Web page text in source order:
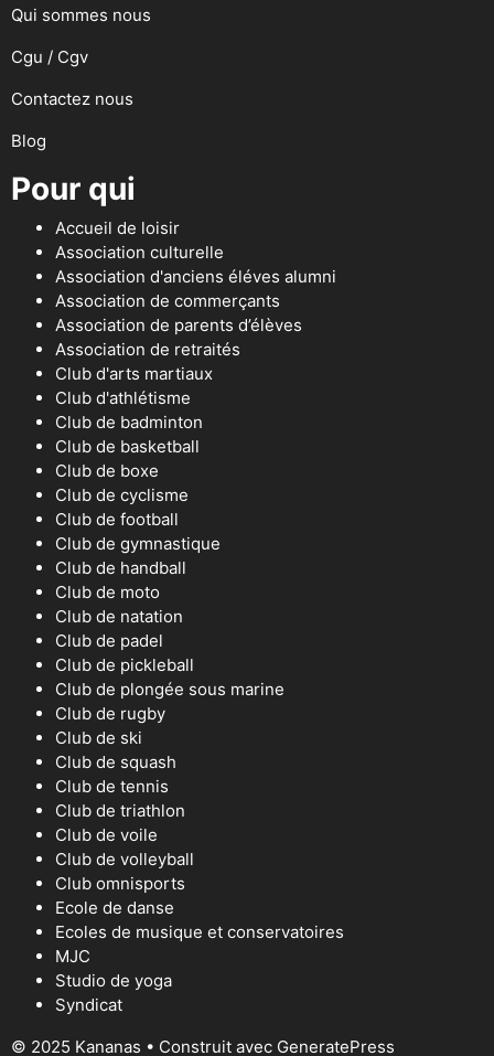
Qui sommes nous
Cgu / Cgv
Contactez nous
Blog
Pour qui
Accueil de loisir
Association culturelle
Association d'anciens éléves alumni
Association de commerçants
Association de parents d’élèves
Association de retraités
Club d'arts martiaux
Club d'athlétisme
Club de badminton
Club de basketball
Club de boxe
Club de cyclisme
Club de football
Club de gymnastique
Club de handball
Club de moto
Club de natation
Club de padel
Club de pickleball
Club de plongée sous marine
Club de rugby
Club de ski
Club de squash
Club de tennis
Club de triathlon
Club de voile
Club de volleyball
Club omnisports
Ecole de danse
Ecoles de musique et conservatoires
MJC
Studio de yoga
Syndicat
© 2025 Kananas • Construit avec GeneratePress